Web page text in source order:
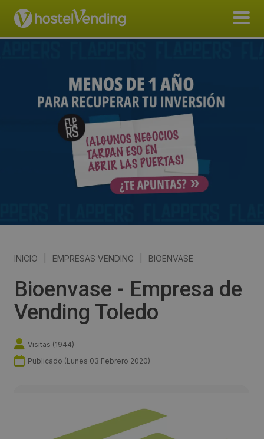
INICIO EMPRESAS VENDING BIOENVASE
Bioenvase - Empresa de
Vending Toledo
Visitas (1944)
Publicado (Lunes 03 Febrero 2020)